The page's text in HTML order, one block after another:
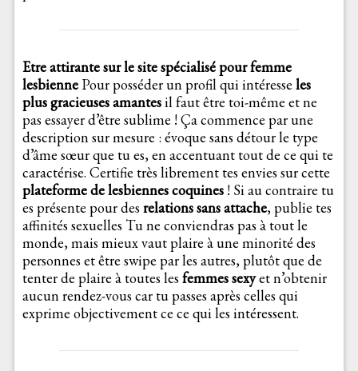
Etre attirante sur le site spécialisé pour femme
lesbiennePour posséder un profil qui intéresse les
plus gracieuses amantesil faut être toi-même et ne
pas essayer d’être sublime ! Ça commence par une
description sur mesure : évoque sans détour le type
d’âme sœur que tu es, en accentuant tout de ce qui te
caractérise. Certifie très librement tes envies sur cette
plateforme de lesbiennes coquines! Si au contraire tu
es présente pour des relationssans attache, publie tes
affinités sexuelles Tu ne conviendras pas à tout le
monde, mais mieux vaut plaire à une minorité des
personnes et être swipe par les autres, plutôt que de
tenter de plaire à toutes les femmes sexyet n’obtenir
aucun rendez-vous car tu passes après celles qui
exprime objectivement ce ce qui les intéressent.